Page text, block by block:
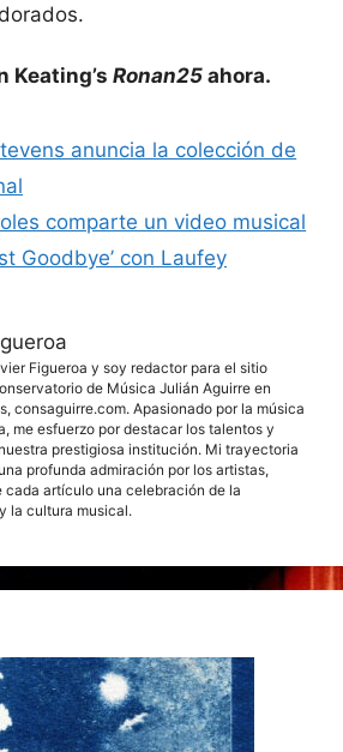
Keating’s Ronan25 ahora.
anuncia la colección de
comparte un video musical
Goodbye’ con Laufey
Figueroa y soy redactor para el sitio
de Música Julián Aguirre en
consaguirre.com. Apasionado por la música
me esfuerzo por destacar los talentos y
prestigiosa institución. Mi trayectoria
profunda admiración por los artistas,
cada artículo una celebración de la
la cultura musical.